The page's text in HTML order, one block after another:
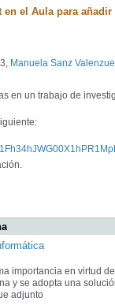
el Aula para
Manuela Sanz
en un trabajo de
importancia en virtud
y se adopta una
adjunto